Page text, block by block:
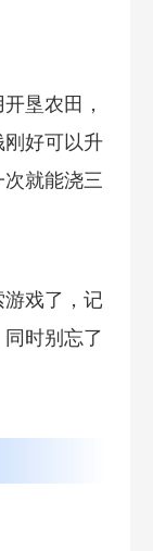
垦农田，
好可以升
就能浇三
戏了，记
时别忘了